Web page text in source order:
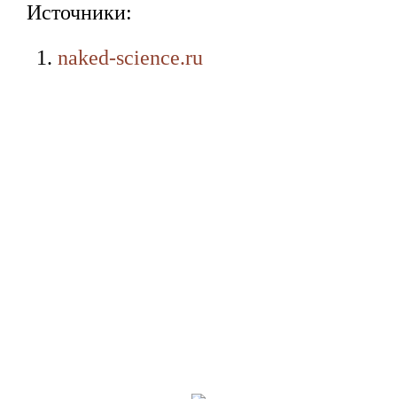
Источники:
naked-science.ru